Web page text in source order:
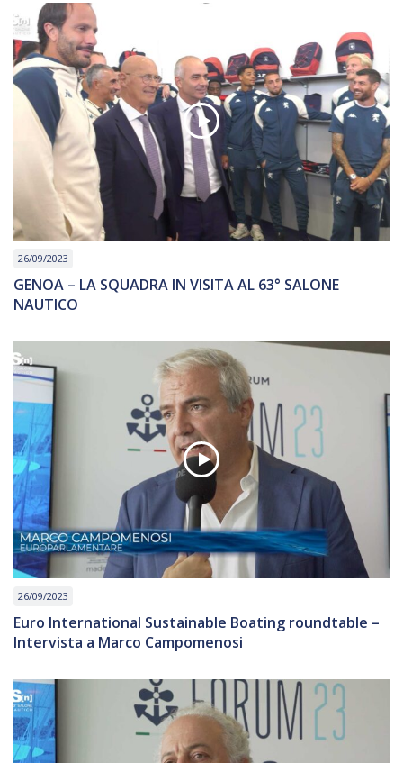
26/09/2023
GENOA – LA SQUADRA IN VISITA AL 63° SALONE
NAUTICO
26/09/2023
Euro International Sustainable Boating roundtable –
Intervista a Marco Campomenosi